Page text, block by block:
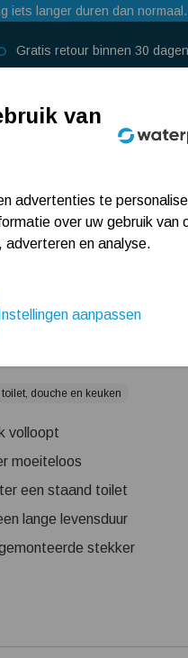
iets langer duren dan normaal.
Gratis retour binnen 30 dagen
douche en keuken
volloopt
moeiteloos
een staand toilet
lange levensduur
stekker
van
advertenties te
over uw gebruik van
en analyse.
Instellingen aanpassen